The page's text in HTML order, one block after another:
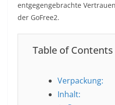
entgegengebrachte
der GoFree2.
Table of Contents
Verpackung:
Inhalt: